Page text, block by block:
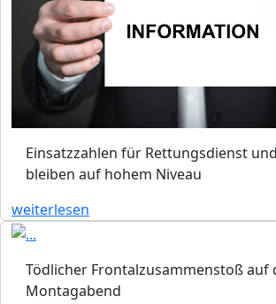
Einsatzzahlen für Rettungsdienst
bleiben auf hohem Niveau
weiterlesen
Tödlicher Frontalzusammenstoß auf
Montagabend